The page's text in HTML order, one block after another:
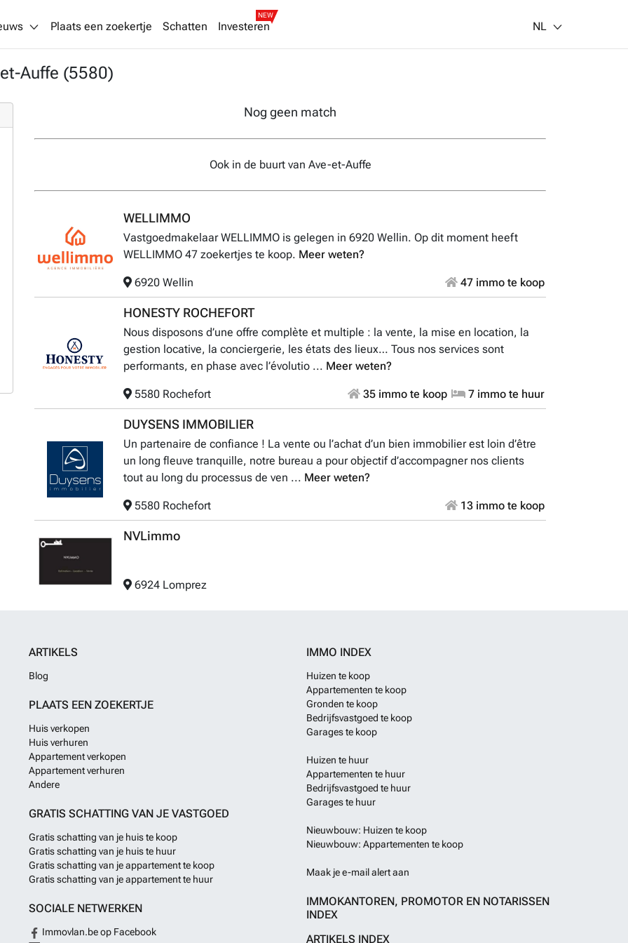
Plaats een zoekertje Schatten Investeren
NEW
NL
Auffe (5580)
Nog geen match
Ook in de buurt van Ave-et-Auffe
WELLIMMO
Vastgoedmakelaar WELLIMMO is gelegen in 6920 Wellin. Op dit moment heeft
WELLIMMO 47 zoekertjes te koop. Meer weten?
6920 Wellin 47 immo te koop
HONESTY ROCHEFORT
Nous disposons d’une offre complète et multiple : la vente, la mise en location, la
gestion locative, la conciergerie, les états des lieux… Tous nos services sont
performants, en phase avec l’évolutio ... Meer weten?
5580 Rochefort 35 immo te koop 7 immo te huur
DUYSENS IMMOBILIER
Un partenaire de confiance ! La vente ou l’achat d’un bien immobilier est loin d’être
un long fleuve tranquille, notre bureau a pour objectif d’accompagner nos clients
tout au long du processus de ven ... Meer weten?
5580 Rochefort 13 immo te koop
NVLimmo
6924 Lomprez
ARTIKELS
Blog
PLAATS EEN ZOEKERTJE
Huis verkopen
Huis verhuren
Appartement verkopen
Appartement verhuren
Andere
GRATIS SCHATTING VAN JE VASTGOED
Gratis schatting van je huis te koop
Gratis schatting van je huis te huur
Gratis schatting van je appartement te koop
Gratis schatting van je appartement te huur
SOCIALE NETWERKEN
Immovlan.be op Facebook
IMMO INDEX
Huizen te koop
Appartementen te koop
Gronden te koop
Bedrijfsvastgoed te koop
Garages te koop
Huizen te huur
Appartementen te huur
Bedrijfsvastgoed te huur
Garages te huur
Nieuwbouw: Huizen te koop
Nieuwbouw: Appartementen te koop
Maak je e-mail alert aan
IMMOKANTOREN, PROMOTOR EN NOTARISSEN
INDEX
ARTIKELS INDEX